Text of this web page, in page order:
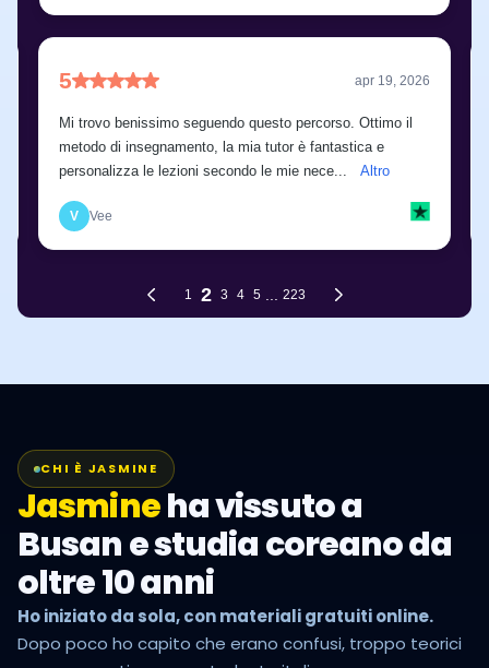
CHI È JASMINE
Jasmineha vissuto a
Busan e studia coreano da
oltre 10 anni
Ho iniziato da sola, con materiali gratuiti online.
Dopo poco ho capito che erano confusi, troppo teorici